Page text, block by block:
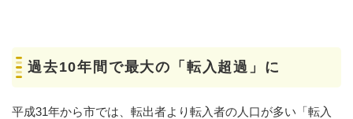
過去10年間で最大の「転入超過」に
平成31年から市では、転出者より転入者の人口が多い「転入